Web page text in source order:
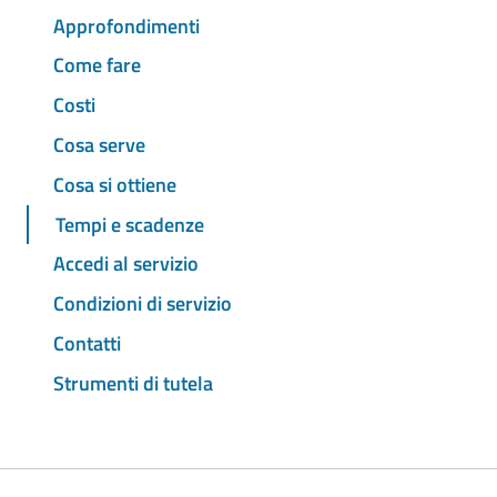
Approfondimenti
Come fare
Costi
Cosa serve
Cosa si ottiene
Tempi e scadenze
Accedi al servizio
Condizioni di servizio
Contatti
Strumenti di tutela